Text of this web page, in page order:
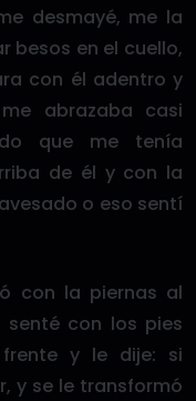
desmayé, me la
besos en el cuello,
con él adentro y
abrazaba casi
que me tenía
de él y con la
o eso sentí
con la piernas al
con los pies
y le dije: si
y se le transformó